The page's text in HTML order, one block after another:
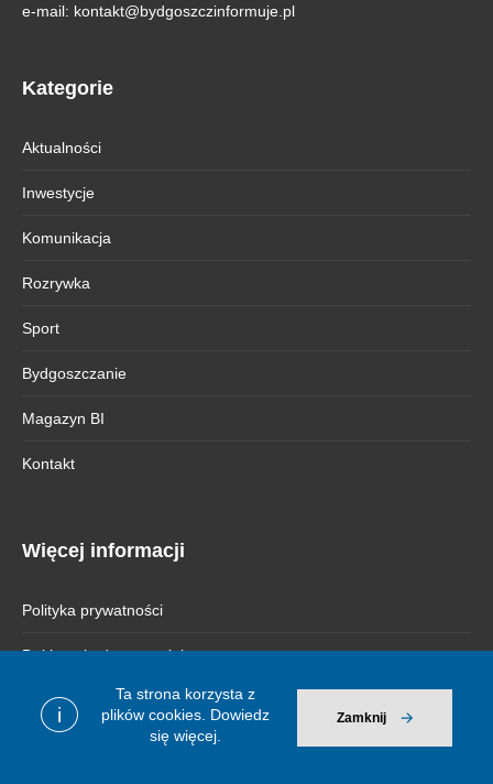
i
Ta strona korzysta z
plików cookies. Dowiedz
się więcej.
Zamknij
e-mail: kontakt@bydgoszczinformuje.pl
Kategorie
Aktualności
Inwestycje
Komunikacja
Rozrywka
Sport
Bydgoszczanie
Magazyn BI
Kontakt
Więcej informacji
Polityka prywatności
Deklaracja dostępności